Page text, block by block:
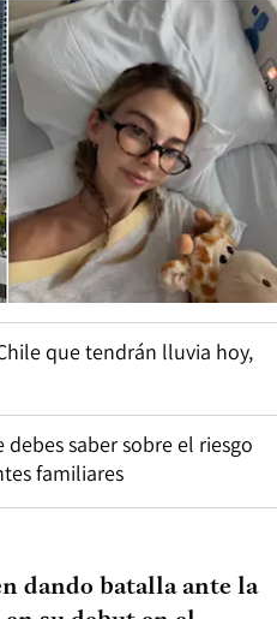
que tendrán lluvia hoy,
saber sobre el riesgo
familiares
dando batalla ante la